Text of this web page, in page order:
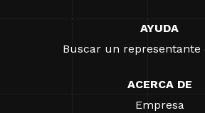
AYUDA
Buscar un representante
ACERCA DE
Empresa